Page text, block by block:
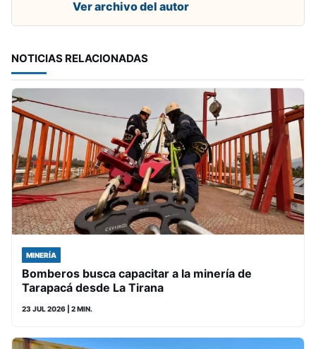
Ver archivo del autor
NOTICIAS RELACIONADAS
MINERÍA
Bomberos busca capacitar a la minería de
Tarapacá desde La Tirana
23 JUL 2026 | 2 MIN.